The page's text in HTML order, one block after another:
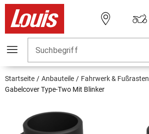
Suchbegriff
Startseite Anbauteile Fahrwerk & Fußrasten
Gabelcover Type-Two Mit Blinker